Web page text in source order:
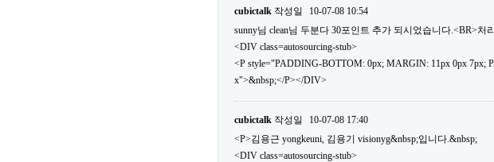
cubictalk 작성일
10-07-08 10:54
sunny님 clean님 두분다 30포인트 추가 되시었습니다.<BR>처
<DIV class=autosourcing-stub>
<P style="PADDING-BOTTOM: 0px; MARGIN: 11px 0px 7px;
x">&nbsp;</P></DIV>
cubictalk 작성일
10-07-08 17:40
<P>김용근 yongkeuni, 김용기 visionyg&nbsp;입니다.&nbsp;
<DIV class=autosourcing-stub>